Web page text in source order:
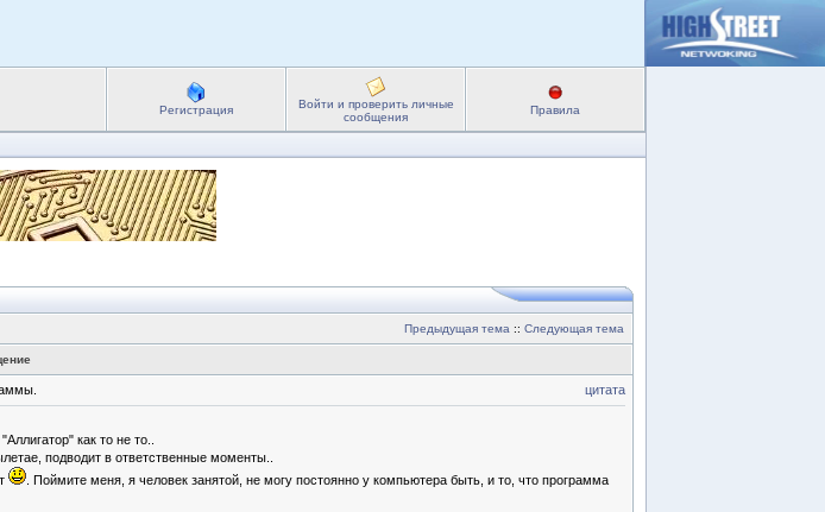
Регистрация
Войти и проверить личные
сообщения
Правила
Предыдущая тема :: Следующая тема
цитата
как то не то..
подводит в ответственные моменты..
. Поймите меня, я человек занятой, не могу постоянно у компьютера быть, и то, что программа